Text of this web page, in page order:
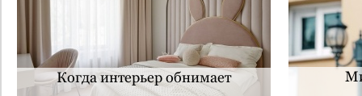
Когда интерьер обнимает